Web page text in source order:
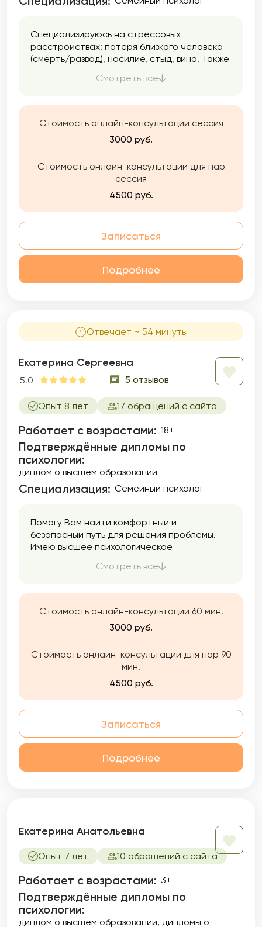
Специализируюсь на стрессовых
расстройствах: потеря близкого человека
(смерть/развод), насилие, стыд, вина. Также
состояниями, паническими атаками,
цели.
Смотреть все
Стоимость онлайн-консультации сессия
3000 руб.
Стоимость онлайн-консультации для пар
сессия
4500 руб.
Записаться
Подробнее
Отвечает ~ 54 минуты
Екатерина Сергеевна
5.0 5 отзывов
Опыт 8 лет 17 обращений с сайта
Работает с возрастами: 18+
Подтверждённые дипломы по
психологии:
диплом о высшем образовании
Специализация: Семейный психолог
Помогу Вам найти комфортный и
безопасный путь для решения проблемы.
Имею высшее психологическое
Использую микс техник для понимания, что
Гештальт-терапия, МАК.
Смотреть все
Стоимость онлайн-консультации 60 мин.
3000 руб.
Стоимость онлайн-консультации для пар 90
мин.
4500 руб.
Записаться
Подробнее
Екатерина Анатольевна
Опыт 7 лет 10 обращений с сайта
Работает с возрастами: 3+
Подтверждённые дипломы по
психологии:
диплом о высшем образовании дипломы о